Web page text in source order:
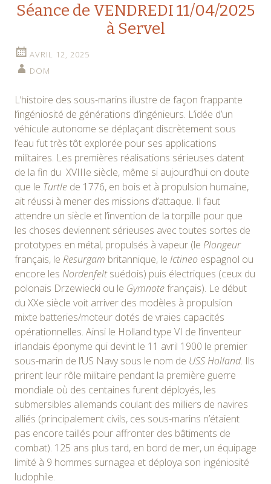
Séance de VENDREDI 11/04/2025
à Servel
AVRIL 12, 2025
DOM
L’histoire des sous-marins illustre de façon frappante
l’ingéniosité de générations d’ingénieurs. L’idée d’un
véhicule autonome se déplaçant discrètement sous
l’eau fut très tôt explorée pour ses applications
militaires. Les premières réalisations sérieuses datent
de la fin du XVIIIe siècle, même si aujourd’hui on doute
que le Turtle de 1776, en bois et à propulsion humaine,
ait réussi à mener des missions d’attaque. Il faut
attendre un siècle et l’invention de la torpille pour que
les choses deviennent sérieuses avec toutes sortes de
prototypes en métal, propulsés à vapeur (le Plongeur
français, le Resurgam britannique, le Ictineo espagnol ou
encore les Nordenfeltsuédois) puis électriques (ceux du
polonais Drzewiecki ou le Gymnotefrançais). Le début
du XXe siècle voit arriver des modèles à propulsion
mixte batteries/moteur dotés de vraies capacités
opérationnelles. Ainsi le Holland type VI de l’inventeur
irlandais éponyme qui devint le 11 avril 1900 le premier
sous-marin de l’US Navy sous le nom de USS Holland. Ils
prirent leur rôle militaire pendant la première guerre
mondiale où des centaines furent déployés, les
submersibles allemands coulant des milliers de navires
alliés (principalement civils, ces sous-marins n’étaient
pas encore taillés pour affronter des bâtiments de
combat). 125 ans plus tard, en bord de mer, un équipage
limité à 9 hommes surnagea et déploya son ingéniosité
ludophile.